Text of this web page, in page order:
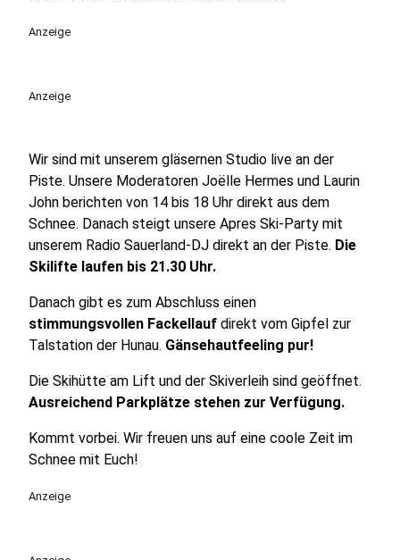
Anzeige
Anzeige
Wir sind mit unserem gläsernen Studio live an der
Piste. Unsere Moderatoren Joëlle Hermes und Laurin
John berichten von 14 bis 18 Uhr direkt aus dem
Schnee. Danach steigt unsere Apres Ski-Party mit
unserem Radio Sauerland-DJ direkt an der Piste. Die
Skilifte laufen bis 21.30 Uhr.
Danach gibt es zum Abschluss einen
stimmungsvollen Fackellauf direkt vom Gipfel zur
Talstation der Hunau. Gänsehautfeeling pur!
Die Skihütte am Lift und der Skiverleih sind geöffnet.
Ausreichend Parkplätze stehen zur Verfügung.
Kommt vorbei. Wir freuen uns auf eine coole Zeit im
Schnee mit Euch!
Anzeige